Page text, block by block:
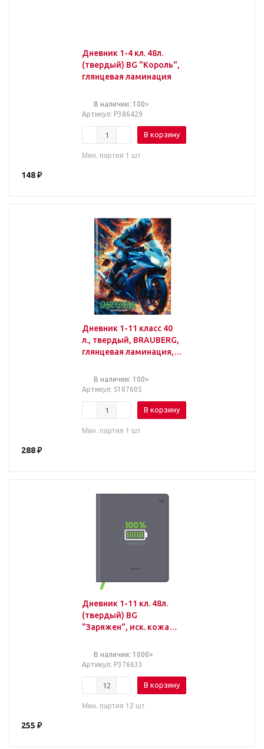
Дневник 1-4 кл. 48л.
(твердый) BG "Король",
глянцевая ламинация
В наличии: 100>
Артикул: Р386429
В корзину
Мин. партия 1 шт
148₽
Дневник 1-11 класс 40
л., твердый, BRAUBERG,
глянцевая ламинация,
В наличии: 100>
Артикул: S107605
В корзину
Мин. партия 1 шт
288₽
Дневник 1-11 кл. 48л.
(твердый) BG
"Заряжен", иск. кожа
ляссеВ наличии: 1000>
Артикул: Р376633
В корзину
Мин. партия 12 шт
255 ₽